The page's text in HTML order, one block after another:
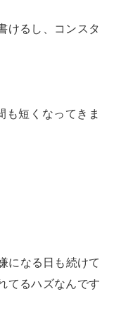
けるし、コンスタ
も短くなってきま
になる日も続けて
てるハズなんです